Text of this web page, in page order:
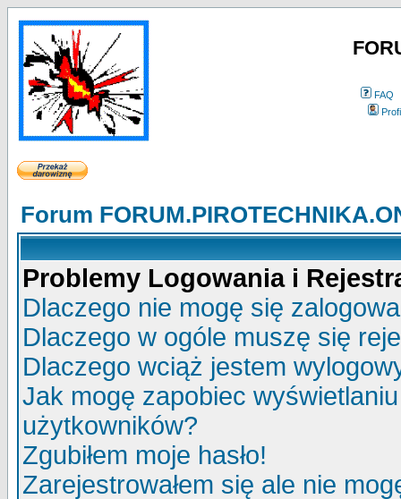
FAQ
Forum
Problemy Logowania i
Dlaczego nie mogę się
Dlaczego w ogóle muszę się
Dlaczego wciąż jestem
Jak mogę zapobiec
użytkowników?
Zgubiłem moje hasło!
Zarejestrowałem się ale nie